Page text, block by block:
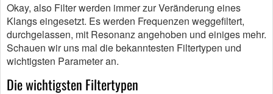
Okay, also Filter werden immer zur Veränderung eines
Klangs eingesetzt. Es werden Frequenzen weggefiltert,
durchgelassen, mit Resonanz angehoben und einiges mehr.
Schauen wir uns mal die bekanntesten Filtertypen und
wichtigsten Parameter an.
Die wichtigsten Filtertypen